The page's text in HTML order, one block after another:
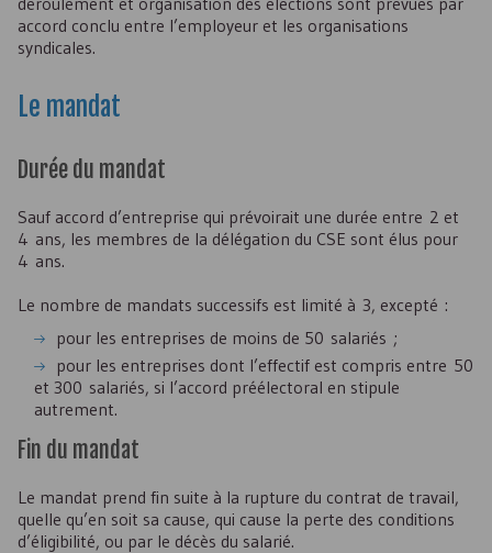
accord conclu entre l’employeur et les organisations
syndicales.
Le mandat
Durée du mandat
Sauf accord d’entreprise qui prévoirait une durée entre 2 et
4 ans, les membres de la délégation du CSE sont élus pour
4 ans.
Le nombre de mandats successifs est limité à 3, excepté :
pour les entreprises de moins de 50 salariés ;
pour les entreprises dont l’effectif est compris entre 50
et 300 salariés, si l’accord préélectoral en stipule
autrement.
Fin du mandat
Le mandat prend fin suite à la rupture du contrat de travail,
quelle qu’en soit sa cause, qui cause la perte des conditions
d’éligibilité, ou par le décès du salarié.